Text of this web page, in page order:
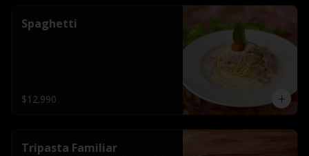
Spaghetti
$12.990
Tripasta Familiar